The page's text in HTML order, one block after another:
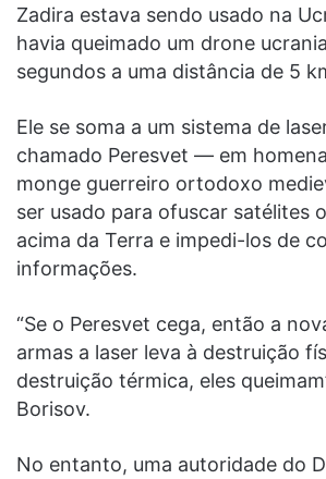
Zadira estava sendo usado na
havia queimado um drone
segundos a uma distância de 5
Ele se soma a um sistema de
chamado Peresvet — em
monge guerreiro ortodoxo
ser usado para ofuscar satélites
acima da Terra e impedi-los de
informações.
“Se o Peresvet cega, então a
armas a laser leva à destruição
destruição térmica, eles
Borisov.
No entanto, uma autoridade do